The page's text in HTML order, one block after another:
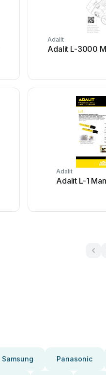
Adalit
Adalit L-3000
Adalit
Adalit L-1
Samsung Panasonic